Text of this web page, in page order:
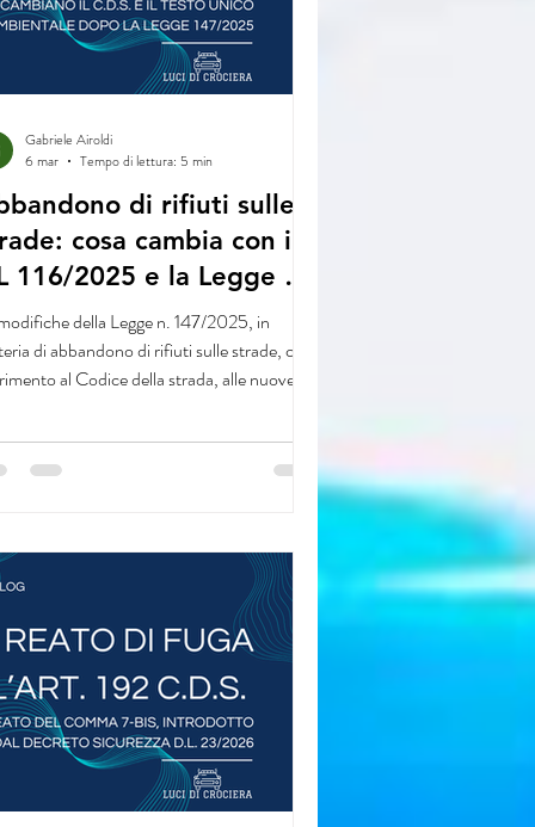
di rifiuti sulle
cosa cambia con il
116/2025 e la Legge di
147/2025
della Legge n. 147/2025, in
di abbandono di rifiuti sulle strade, con
al Codice della strada, alle nuove
per l’accertamento delle
Gabriele Airoldi
6 mar
Tempo di lettura: 5 min